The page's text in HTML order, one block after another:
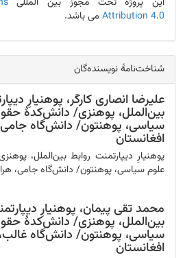
Attribution 4.0 می باشد.
شناخت‎‌‌نامۀ نویسنده‌گان
علیرضا انصاری کارگر، پوهنیارِ
بین‌الملل، پوهنزی/ دانش‌کدۀ
سیاسی، پوهنتون/ دانش‌گاه
افغانستان
پوهنیارِ دیپارتمنت روابط بین‌الملل،
علوم سیاسی، پوهنتون/ دانش‌گاه جامی،
محمد تقی پیمان، پوهنیارِ
بین‌الملل، پوهنزی/ دانش‌کدۀ
سیاسی، پوهنتون/ دانش‌گاه
افغانستان